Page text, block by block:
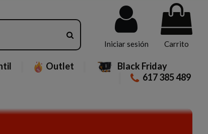
Iniciar sesión Carrito
Outlet
Black Friday
617 385 489